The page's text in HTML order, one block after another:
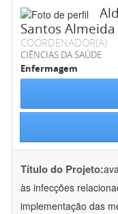
Santos Almeida
COORDENADOR(A)
CIÊNCIAS DA SAÚDE
Enfermagem
Título do Projeto:
às infecções
implementação das